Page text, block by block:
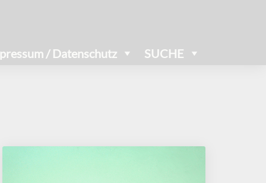
/ Datenschutz SUCHE